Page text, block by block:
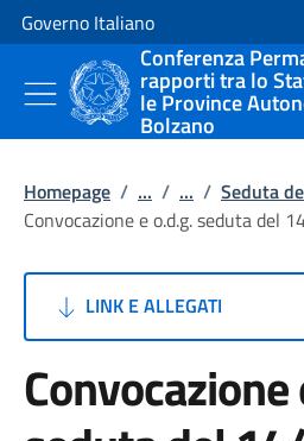
Vai al contenuto
Vai alla navigazione del sito
Governo Italiano
Conferenza
rapporti tra lo
le Province
Bolzano
Homepage / ... / ... / Seduta
Convocazione e o.d.g. seduta del
LINK E ALLEGATI
Convocazione